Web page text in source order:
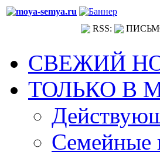
RSS:
СВЕЖИЙ
ТОЛЬКО В
Семейные